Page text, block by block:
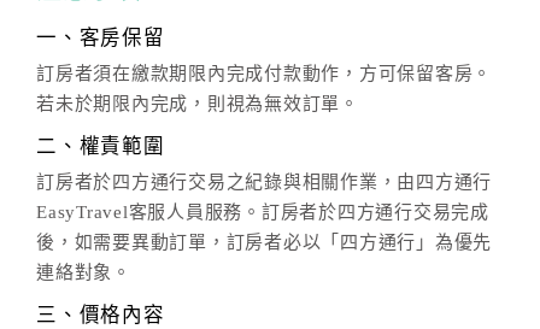
一、客房保留
訂房者須在繳款期限內完成付款動作，方可保留客房。
若未於期限內完成，則視為無效訂單。
二、權責範圍
訂房者於四方通行交易之紀錄與相關作業，由四方通行
EasyTravel客服人員服務。訂房者於四方通行交易完成
後，如需要異動訂單，訂房者必以「四方通行」為優先
連絡對象。
三、價格內容